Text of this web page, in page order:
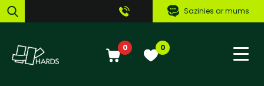
Sazinies ar mums
0 0